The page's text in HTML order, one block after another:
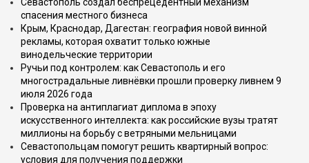
спасения местного бизнеса
Крым, Краснодар, Дагестан: география новой винной
рекламы, которая охватит только южные
винодельческие территории
Ручьи под контролем: как Севастополь и его
многострадальные ливнёвки прошли проверку ливнем 9
июля 2026 года
Проверка на антиплагиат диплома в эпоху
искусственного интеллекта: как российские вузы тратят
миллионы на борьбу с ветряными мельницами
Севастопольцам помогут решить квартирный вопрос:
условия для получения поддержки